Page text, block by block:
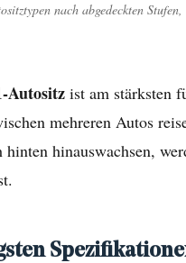
nach abgedeckten
Autositz ist am stärksten
mehreren Autos
hinauswachsen,